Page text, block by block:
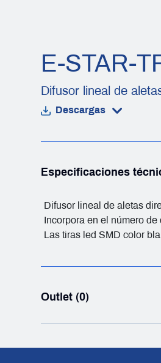
E-STAR-
Difusor lineal de
Descargas
Especificaciones
Difusor lineal de aletas
Incorpora en el número
Las tiras led SMD color
Outlet (0)